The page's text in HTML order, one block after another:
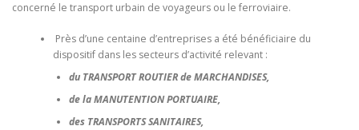
concerné le transport urbain de voyageurs ou le ferroviaire.
Près d’une centaine d’entreprises a été bénéficiaire du
dispositif dans les secteurs d’activité relevant :
du TRANSPORT ROUTIER de MARCHANDISES,
de la MANUTENTION PORTUAIRE,
des TRANSPORTS SANITAIRES,